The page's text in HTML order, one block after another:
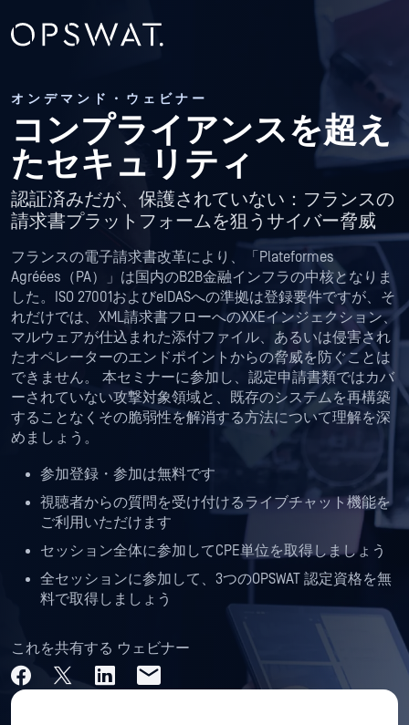
オンデマンド・ウェビナー
コンプライアンスを超え
たセキュリティ
認証済みだが、保護されていない：フランスの
請求書プラットフォームを狙うサイバー脅威
フランスの電子請求書改革により、「Plateformes
Agréées（PA）」は国内のB2B金融インフラの中核となりま
した。ISO 27001およびeIDASへの準拠は登録要件ですが、そ
れだけでは、XML請求書フローへのXXEインジェクション、
マルウェアが仕込まれた添付ファイル、あるいは侵害され
たオペレーターのエンドポイントからの脅威を防ぐことは
できません。 本セミナーに参加し、認定申請書類ではカバ
ーされていない攻撃対象領域と、既存のシステムを再構築
することなくその脆弱性を解消する方法について理解を深
めましょう。
参加登録・参加は無料です
視聴者からの質問を受け付けるライブチャット機能を
ご利用いただけます
セッション全体に参加してCPE単位を取得しましょう
全セッションに参加して、3つのOPSWAT 認定資格を無
料で取得しましょう
これを共有する ウェビナー